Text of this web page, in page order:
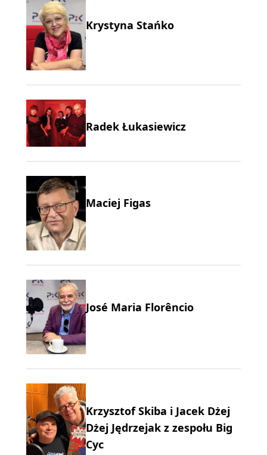
Krystyna Stańko
Radek Łukasiewicz
Maciej Figas
José Maria Florêncio
Krzysztof Skiba i Jacek Dżej
Dżej Jędrzejak z zespołu Big
Cyc